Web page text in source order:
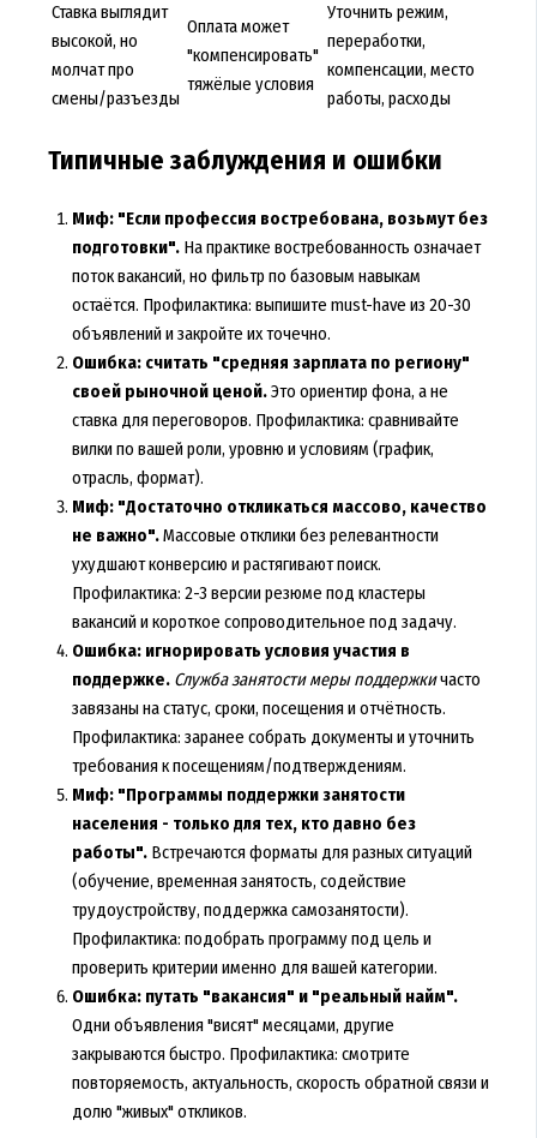
Ставка выглядит
высокой, но
молчат про
смены/разъезды
Оплата может
"компенсировать"
тяжёлые условия
Уточнить режим,
переработки,
компенсации, место
работы, расходы
Типичные заблуждения и ошибки
Миф: "Если профессия востребована, возьмут без
подготовки".На практике востребованность означает
поток вакансий, но фильтр по базовым навыкам
остаётся. Профилактика: выпишите must-have из 20-30
объявлений и закройте их точечно.
Ошибка: считать "средняя зарплата по региону"
своей рыночной ценой.Это ориентир фона, а не
ставка для переговоров. Профилактика: сравнивайте
вилки по вашей роли, уровню и условиям (график,
отрасль, формат).
Миф: "Достаточно откликаться массово, качество
не важно".Массовые отклики без релевантности
ухудшают конверсию и растягивают поиск.
Профилактика: 2-3 версии резюме под кластеры
вакансий и короткое сопроводительное под задачу.
Ошибка: игнорировать условия участия в
поддержке. Служба занятости меры поддержкичасто
завязаны на статус, сроки, посещения и отчётность.
Профилактика: заранее собрать документы и уточнить
требования к посещениям/подтверждениям.
Миф: "Программы поддержки занятости
населения - только для тех, кто давно без
работы".Встречаются форматы для разных ситуаций
(обучение, временная занятость, содействие
трудоустройству, поддержка самозанятости).
Профилактика: подобрать программу под цель и
проверить критерии именно для вашей категории.
Ошибка: путать "вакансия" и "реальный найм".
Одни объявления "висят" месяцами, другие
закрываются быстро. Профилактика: смотрите
повторяемость, актуальность, скорость обратной связи и
долю "живых" откликов.